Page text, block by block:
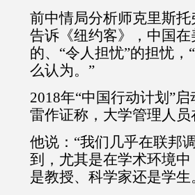
前中情局分析师克里斯
告诉《纽约客》，中国
的、“令人担忧”的担忧
么认为。”
2018年“中国行动计划”
雷作证称，大学管理人
他说：“我们几乎在联邦
到，尤其是在学术环境
是教授、科学家还是学生